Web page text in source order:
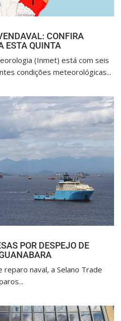
CONFIRA
ESTA QUINTA
(Inmet) está com seis
condições meteorológicas...
POR DESPEJO DE
naval, a Selano Trade